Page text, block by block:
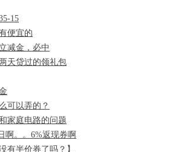
15
便宜的
减金，必中
天贷过的领礼包
可以弄的？
家庭电路的问题
啊。。6%返现券啊
有半价券了吗？】